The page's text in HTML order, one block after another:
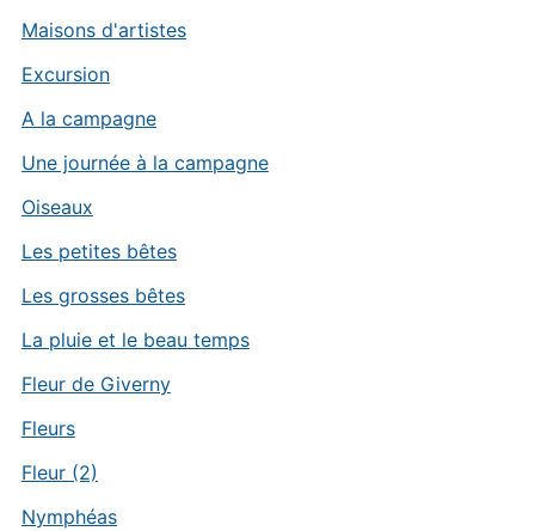
Maisons d'artistes
Excursion
A la campagne
Une journée à la campagne
Oiseaux
Les petites bêtes
Les grosses bêtes
La pluie et le beau temps
Fleur de Giverny
Fleurs
Fleur (2)
Nymphéas